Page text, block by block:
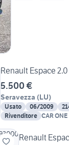
Renault Espace
5.500 €
Seravezza (LU)
Usato 06/2009
Rivenditore CAR ONE
Renault